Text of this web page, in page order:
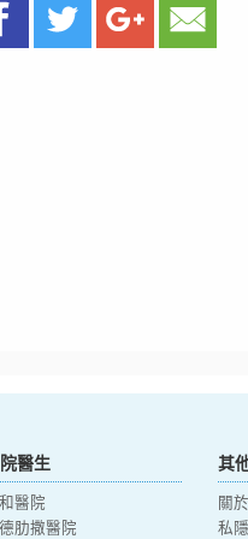
醫生
醫院
肋撒醫院
其
關
私